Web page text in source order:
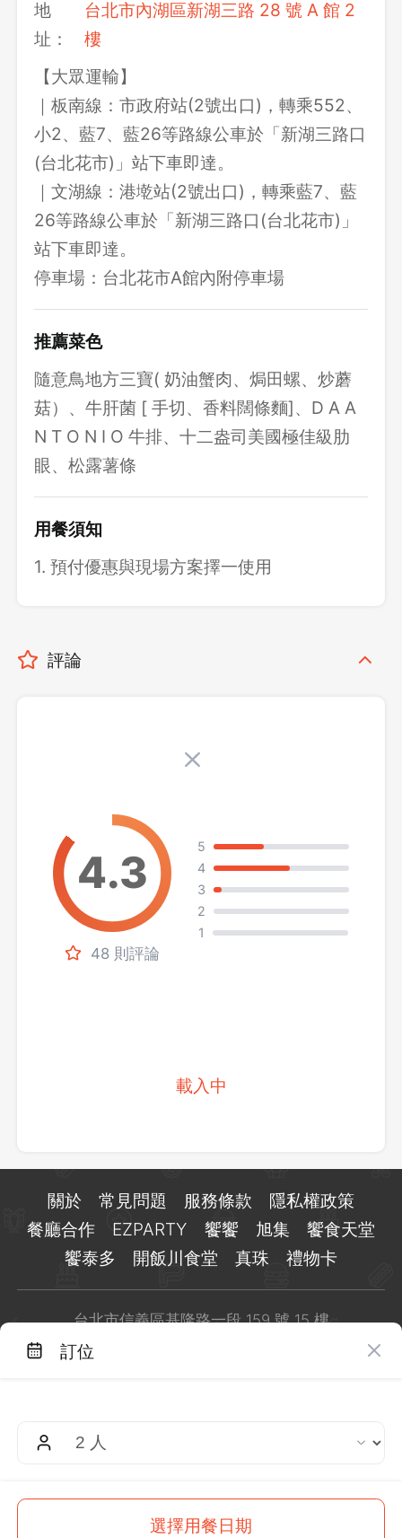
地
址：
台北市內湖區新湖三路 28 號 A 館 2
樓
【大眾運輸】
｜板南線：市政府站(2號出口)，轉乘552、
小2、藍7、藍26等路線公車於「新湖三路口
(台北花市)」站下車即達。
｜文湖線：港墘站(2號出口)，轉乘藍7、藍
26等路線公車於「新湖三路口(台北花市)」
站下車即達。
停車場：台北花市A館內附停車場
推薦菜色
隨意鳥地方三寶( 奶油蟹肉、焗田螺、炒蘑
菇）、牛肝菌 [ 手切、香料闊條麵]、D A A
N T O N I O 牛排、十二盎司美國極佳級肋
眼、松露薯條
用餐須知
1. 預付優惠與現場方案擇一使用
評論
48 則評論
5
4
3
2
1
載入中
訂位
選擇用餐日期
913 起
先不要 確認
關於 常見問題 服務條款
隱私權政策
餐廳合作
EZPARTY 饗饗 旭集
饗食天堂
饗泰多
開飯川食堂 真珠 禮物卡
台北市信義區基隆路一段 159 號 15 樓
protected by reCAPTCHA